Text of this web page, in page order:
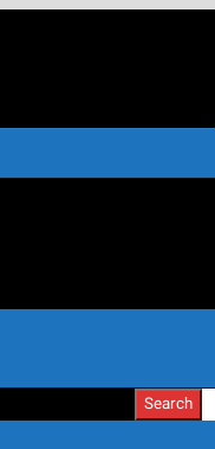
Search